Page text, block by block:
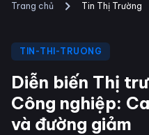
Trang chủ Tin Thị Trường
TIN-THI-TRUONG
Diễn biến Thị
Công nghiệp:
và đường giảm